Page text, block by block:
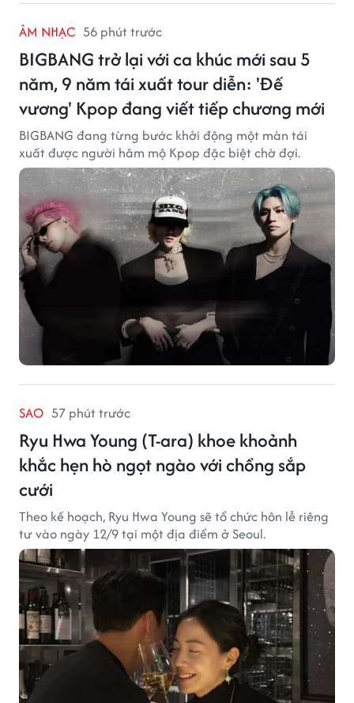
ÂM NHẠC 56 phút trước
BIGBANG trở lại với ca khúc mới sau 5
năm, 9 năm tái xuất tour diễn: 'Đế
vương' Kpop đang viết tiếp chương mới
BIGBANG đang từng bước khởi động một màn tái
xuất được người hâm mộ Kpop đặc biệt chờ đợi.
SAO 57 phút trước
Ryu Hwa Young (T-ara) khoe khoảnh
khắc hẹn hò ngọt ngào với chồng sắp
cưới
Theo kế hoạch, Ryu Hwa Young sẽ tổ chức hôn lễ riêng
tư vào ngày 12/9 tại một địa điểm ở Seoul.